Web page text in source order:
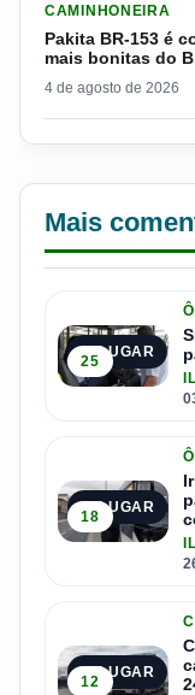
CAMINHONEIRA
Pakita BR-153 é
mais bonitas do
4 de agosto de 2026
Mais
1º LUGAR
25
2º LUGAR
18
3º LUGAR
12